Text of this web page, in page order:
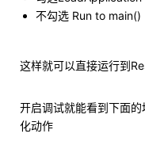
不勾选 Run to main()
这样就可以直接运行到
开启调试就能看到下面
化动作